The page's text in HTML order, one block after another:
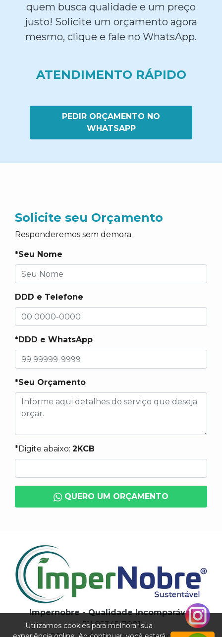
quem busca qualidade e um preço
justo! Solicite um orçamento agora
mesmo, clique e fale no WhatsApp.
ATENDIMENTO RÁPIDO
PEDIR ORÇAMENTO NO
WHATSAPP
Solicite seu Orçamento
Responderemos sem demora.
*Seu Nome
DDD e Telefone
*DDD e WhatsApp
*Seu Orçamento
*Digite abaixo: 2KCB
QUERO UM ORÇAMENTO
Impernobre - Qualidade Incomparável
(11) 95345-7001
Utilizamos cookies para melhorar sua